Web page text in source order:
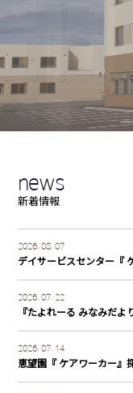
news
新着情報
2026. 08. 07
デイサービスセンター『
2026. 07. 22
『たよれーる みなみだよ
2026. 07. 14
恵望園『 ケアワーカー』